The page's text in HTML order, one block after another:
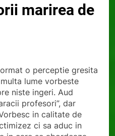
marirea de
o perceptie gresita
lume vorbeste
niste ingeri. Aud
profesori”, dar
in calitate de
ci sa aduc in